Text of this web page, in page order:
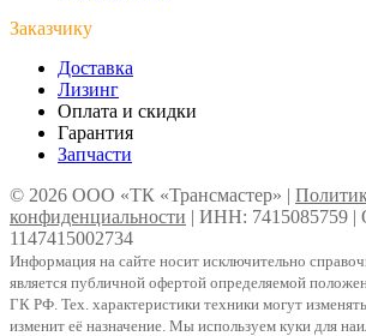
Заказчику
Доставка
Лизинг
Оплата и скидки
Гарантия
Запчасти
© 2026 ООО «ТК «Трансмастер» |
конфиденциальности | ИНН: 7415085759
1147415002734
Информация на сайте носит исключительно
является публичной офертой определяемой
ГК РФ. Тех. характеристики техники могут
изменит её назначение. Мы используем куки для